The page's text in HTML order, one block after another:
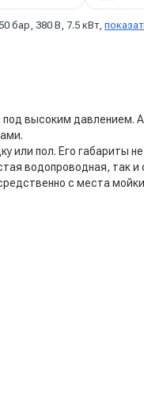
бар, 380 В, 7.5 кВт,
высоким давлением.
или пол. Его габариты
водопроводная, так и
с места